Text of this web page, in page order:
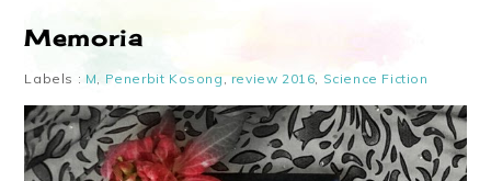
Memoria
Labels : M, Penerbit Kosong,review 2016, Science Fiction